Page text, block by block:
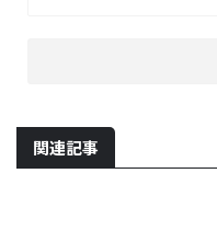
関連記事